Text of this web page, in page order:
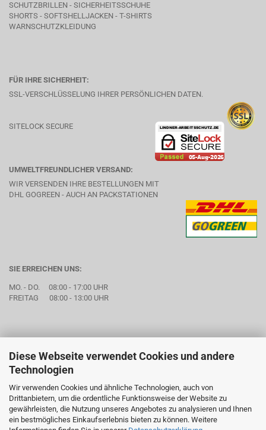
Diese Webseite verwendet Cookies und andere
Technologien
Wir verwenden Cookies und ähnliche Technologien, auch von
Drittanbietern, um die ordentliche Funktionsweise der Website zu
gewährleisten, die Nutzung unseres Angebotes zu analysieren und Ihnen
ein bestmögliches Einkaufserlebnis bieten zu können. Weitere
SCHUTZBRILLEN - SICHERHEITSSCHUHE
SHORTS - SOFTSHELLJACKEN - T-SHIRTS
WARNSCHUTZKLEIDUNG
FÜR IHRE SICHERHEIT:
SSL-VERSCHLÜSSELUNG IHRER PERSÖNLICHEN DATEN.
SITELOCK SECURE
UMWELTFREUNDLICHER VERSAND:
WIR VERSENDEN IHRE BESTELLUNGEN MIT
DHL GOGREEN - AUCH AN PACKSTATIONEN
SIE ERREICHEN UNS:
MO. - DO. 08:00 - 17:00 UHR
FREITAG 08:00 - 13:00 UHR